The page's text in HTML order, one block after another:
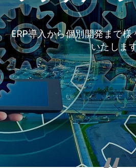
ERP導入から個別開発まで
いたしま